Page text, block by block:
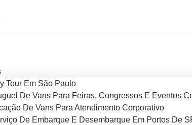
Tour Em São Paulo
De Vans Para Feiras, Congressos E Eventos
De Vans Para Atendimento Corporativo
De Embarque E Desembarque Em Portos De